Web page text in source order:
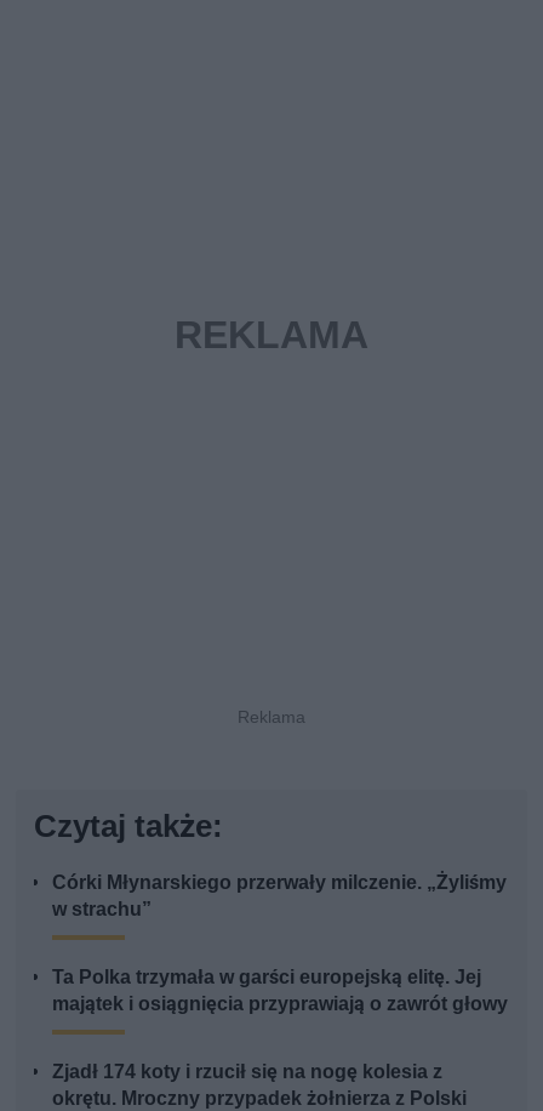
Czytaj także:
Córki Młynarskiego przerwały milczenie. „Żyliśmy
w strachu”
Ta Polka trzymała w garści europejską elitę. Jej
majątek i osiągnięcia przyprawiają o zawrót głowy
Zjadł 174 koty i rzucił się na nogę kolesia z
okrętu. Mroczny przypadek żołnierza z Polski